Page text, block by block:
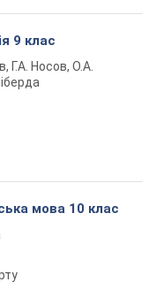
9 клас
Г.А. Носов, О.А.
мова 10 клас